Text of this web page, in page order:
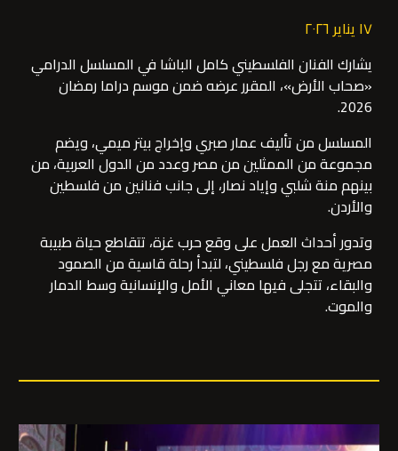
١٧ يناير ٢٠٢٦
يشارك الفنان الفلسطيني كامل الباشا في المسلسل الدرامي
«صحاب الأرض»، المقرر عرضه ضمن موسم دراما رمضان
2026.
المسلسل من تأليف عمار صبري وإخراج بيتر ميمي، ويضم
مجموعة من الممثلين من مصر وعدد من الدول العربية، من
بينهم منة شلبي وإياد نصار، إلى جانب فنانين من فلسطين
والأردن.
وتدور أحداث العملعلى وقع حرب غزة، تتقاطع حياة طبيبة
مصرية مع رجل فلسطيني، لتبدأ رحلة قاسية من الصمود
والبقاء، تتجلى فيها معاني الأمل والإنسانية وسط الدمار
والموت.